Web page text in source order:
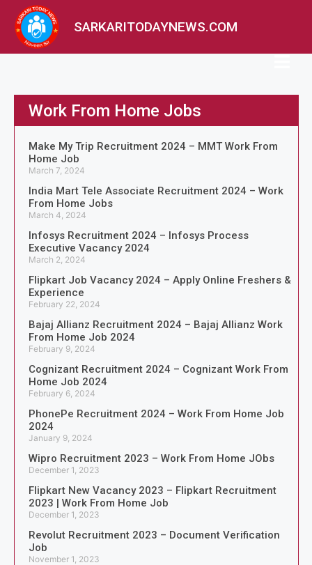
SARKARITODAYNEWS.COM
Work From Home Jobs
Make My Trip Recruitment 2024 – MMT Work From
Home Job
March 7, 2024
India Mart Tele Associate Recruitment 2024 – Work
From Home Jobs
March 4, 2024
Infosys Recruitment 2024 – Infosys Process
Executive Vacancy 2024
March 2, 2024
Flipkart Job Vacancy 2024 – Apply Online Freshers &
Experience
February 22, 2024
Bajaj Allianz Recruitment 2024 – Bajaj Allianz Work
From Home Job 2024
February 9, 2024
Cognizant Recruitment 2024 – Cognizant Work From
Home Job 2024
February 6, 2024
PhonePe Recruitment 2024 – Work From Home Job
2024
January 9, 2024
Wipro Recruitment 2023 – Work From Home JObs
December 1, 2023
Flipkart New Vacancy 2023 – Flipkart Recruitment
2023 | Work From Home Job
December 1, 2023
Revolut Recruitment 2023 – Document Verification
Job
November 1, 2023